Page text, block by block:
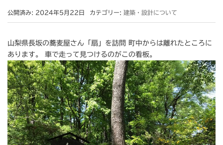
公開済み: 2024年5月22日 カテゴリー: 建築・設計について
山梨県長坂の蕎麦屋さん「扇」を訪問 町中からは離れたところに
あります。 車で走って見つけるのがこの看板。